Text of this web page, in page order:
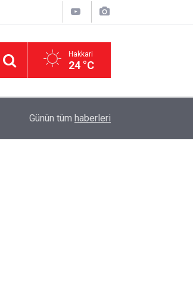
Hakkari
24 °C
Van'da silahlı kavga: 1'i ağır 6 kişi yaralandı
Günün tüm haberleri